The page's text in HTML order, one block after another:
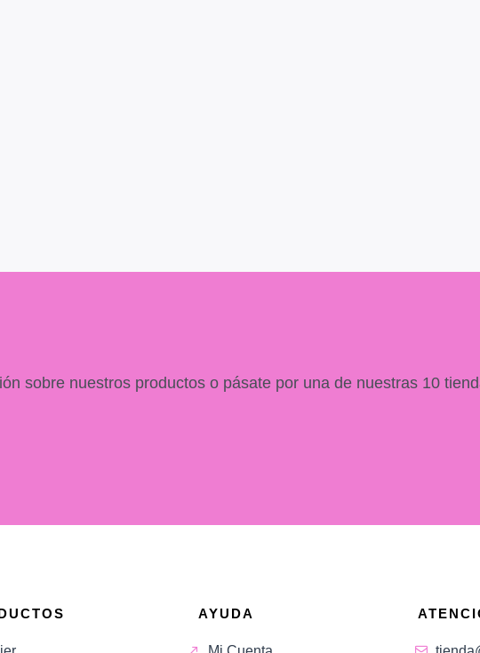
sobre nuestros productos o pásate por una de nuestras 10
AYUDA